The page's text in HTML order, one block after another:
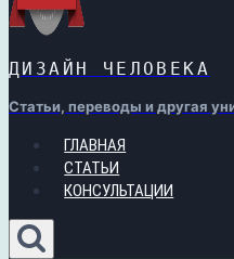
ДИЗАЙН ЧЕЛОВЕКА
Статьи, переводы и другая
ГЛАВНАЯ
СТАТЬИ
КОНСУЛЬТАЦИИ